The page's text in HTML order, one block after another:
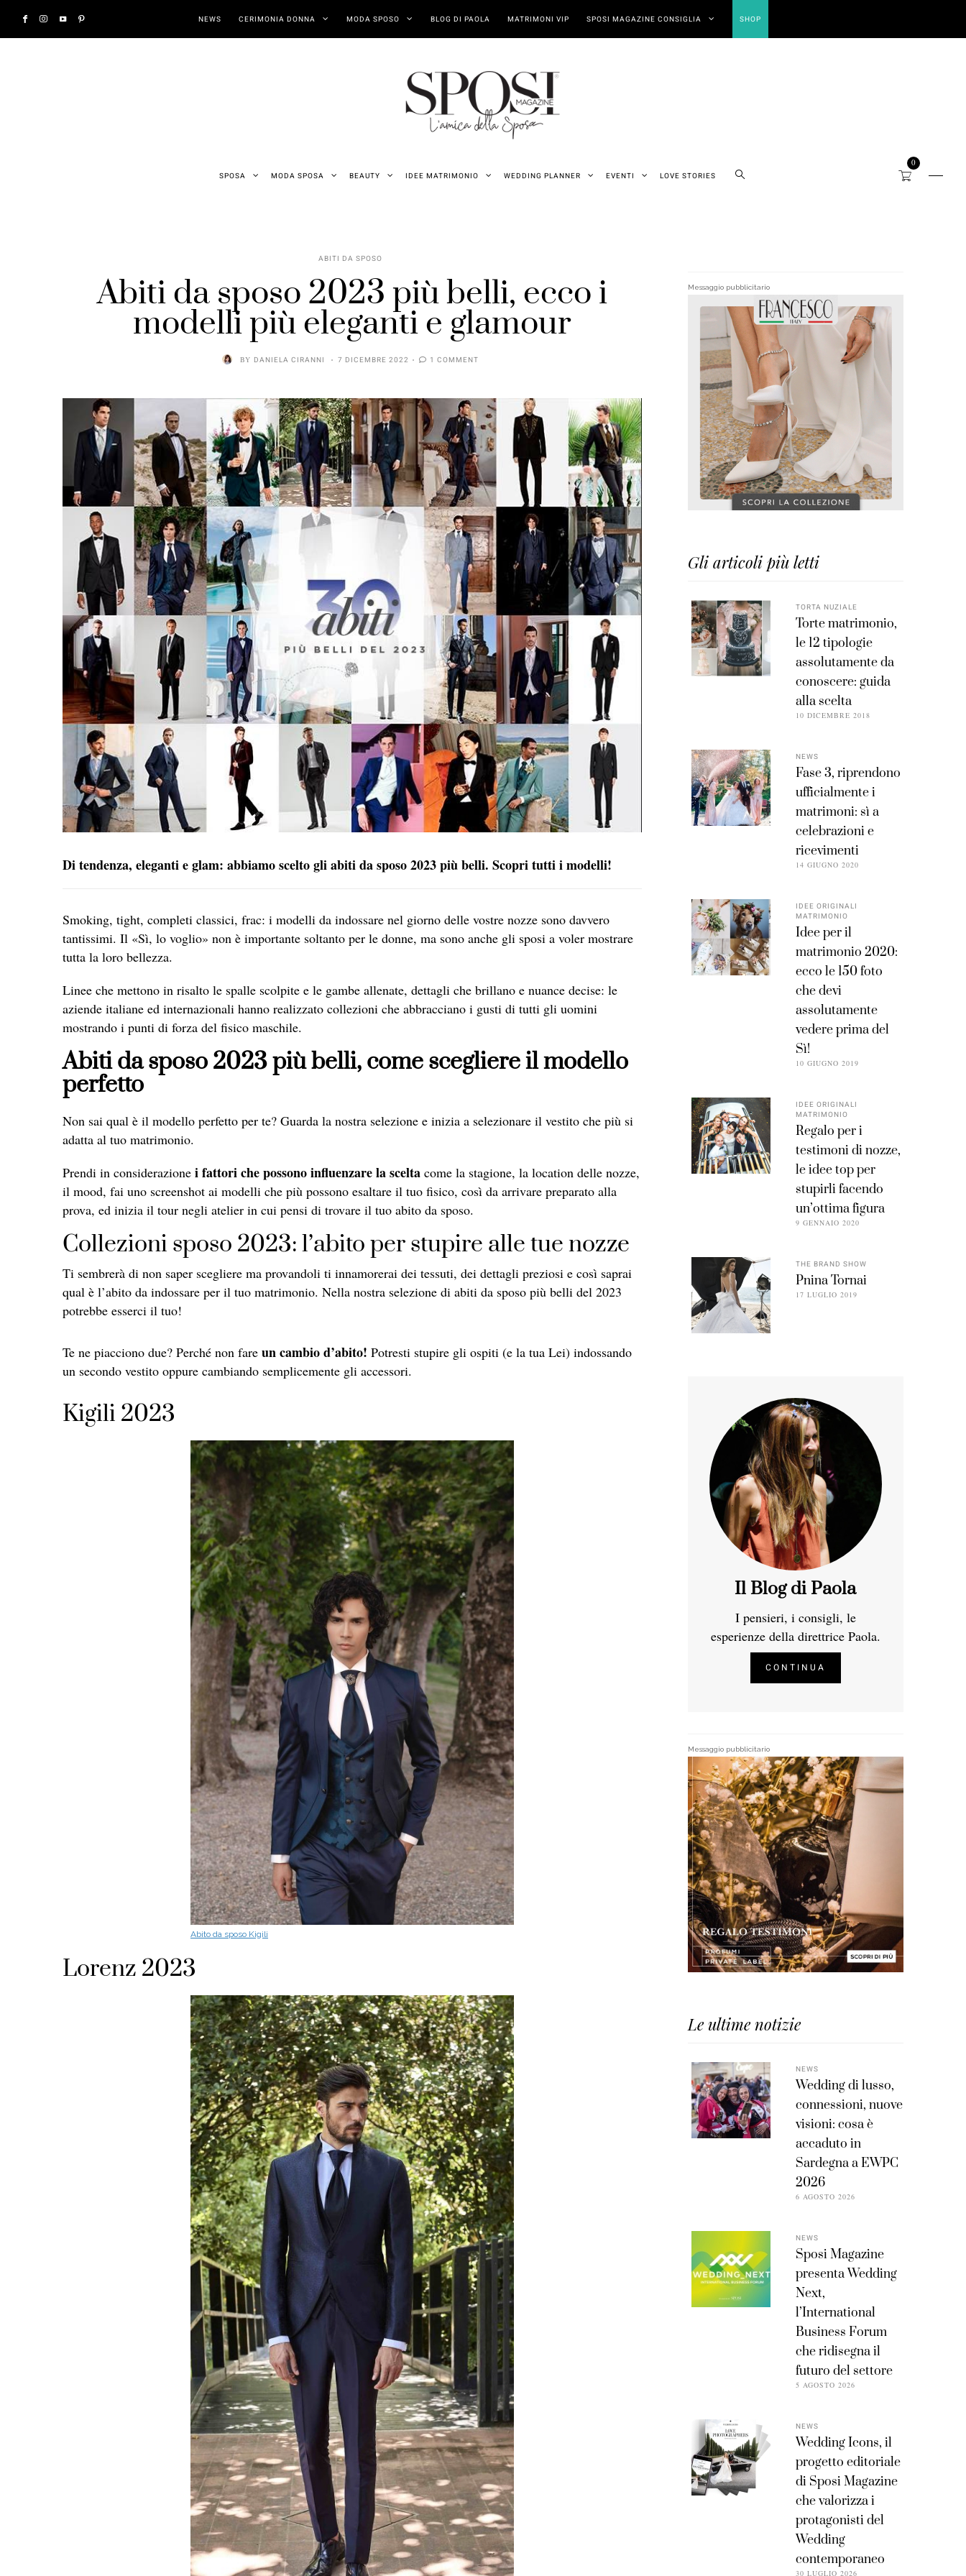
NEWS CERIMONIA DONNA MODA SPOSO BLOG DI PAOLA MATRIMONI VIP SPOSI MAGAZINE CONSIGLIA SHOP
SPOSA MODA SPOSA BEAUTY IDEE MATRIMONIO WEDDING PLANNER EVENTI LOVE STORIES
0
ABITI DA SPOSO
Abiti da sposo 2023 più belli, ecco i
modelli più eleganti e glamour
BY DANIELA CIRANNI 7 DICEMBRE 2022 1 COMMENT
Di tendenza, eleganti e glam: abbiamo scelto gli abiti da sposo 2023 più belli. Scopri tutti i modelli!
Smoking, tight, completi classici, frac: i modelli da indossare nel giorno delle vostre nozze sono davvero
tantissimi. Il «Sì, lo voglio» non è importante soltanto per le donne, ma sono anche gli sposi a voler mostrare
tutta la loro bellezza.
Linee che mettono in risalto le spalle scolpite e le gambe allenate, dettagli che brillano e nuance decise: le
aziende italiane ed internazionali hanno realizzato collezioni che abbracciano i gusti di tutti gli uomini
mostrando i punti di forza del fisico maschile.
Abiti da sposo 2023 più belli, come scegliere il modello
perfetto
Non sai qual è il modello perfetto per te? Guarda la nostra selezione e inizia a selezionare il vestito che più si
adatta al tuo matrimonio.
Prendi in considerazione i fattori che possono influenzare la scelta come la stagione, la location delle nozze,
il mood, fai uno screenshot ai modelli che più possono esaltare il tuo fisico, così da arrivare preparato alla
prova, ed inizia il tour negli atelier in cui pensi di trovare il tuo abito da sposo.
Collezioni sposo 2023: l’abito per stupire alle tue nozze
Ti sembrerà di non saper scegliere ma provandoli ti innamorerai dei tessuti, dei dettagli preziosi e così saprai
qual è l’abito da indossare per il tuo matrimonio. Nella nostra selezione di abiti da sposo più belli del 2023
potrebbe esserci il tuo!
Te ne piacciono due? Perché non fare un cambio d’abito! Potresti stupire gli ospiti (e la tua Lei) indossando
un secondo vestito oppure cambiando semplicemente gli accessori.
Kigili 2023
Abito da sposo Kigili
Lorenz 2023
Messaggio pubblicitario
Gli articoli più letti
TORTA NUZIALE
Torte matrimonio,
le 12 tipologie
assolutamente da
conoscere: guida
alla scelta
10 DICEMBRE 2018
NEWS
Fase 3, riprendono
ufficialmente i
matrimoni: sì a
celebrazioni e
ricevimenti
14 GIUGNO 2020
IDEE ORIGINALI
MATRIMONIO
Idee per il
matrimonio 2020:
ecco le 150 foto
che devi
assolutamente
vedere prima del
Sì!
10 GIUGNO 2019
IDEE ORIGINALI
MATRIMONIO
Regalo per i
testimoni di nozze,
le idee top per
stupirli facendo
un’ottima figura
9 GENNAIO 2020
THE BRAND SHOW
Pnina Tornai
17 LUGLIO 2019
Il Blog di Paola
I pensieri, i consigli, le
esperienze della direttrice Paola.
CONTINUA
Messaggio pubblicitario
Le ultime notizie
NEWS
Wedding di lusso,
connessioni, nuove
visioni: cosa è
accaduto in
Sardegna a EWPC
2026
6 AGOSTO 2026
NEWS
Sposi Magazine
presenta Wedding
Next,
l’International
Business Forum
che ridisegna il
futuro del settore
5 AGOSTO 2026
NEWS
Wedding Icons, il
progetto editoriale
di Sposi Magazine
che valorizza i
protagonisti del
Wedding
contemporaneo
30 LUGLIO 2026